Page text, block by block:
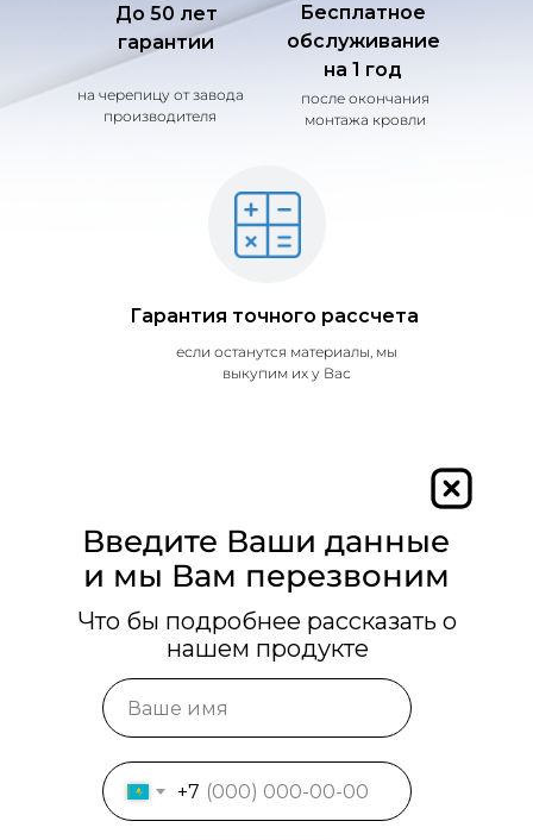
До 50 лет
гарантии
на черепицу от завода
производителя
Бесплатное
обслуживание
на 1 год
после окончания
монтажа кровли
Гарантия точного рассчета
если останутся материалы, мы
выкупим их у Вас
Введите Ваши данные
и мы Вам перезвоним
Что бы подробнее рассказать о
нашем продукте
+7